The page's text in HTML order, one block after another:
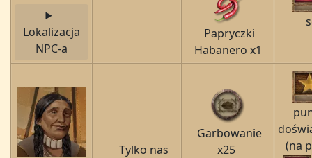
Lokalizacja
NPC-a
Papryczki
Habanero x1
Tylko nas
Garbowanie
x25
(na